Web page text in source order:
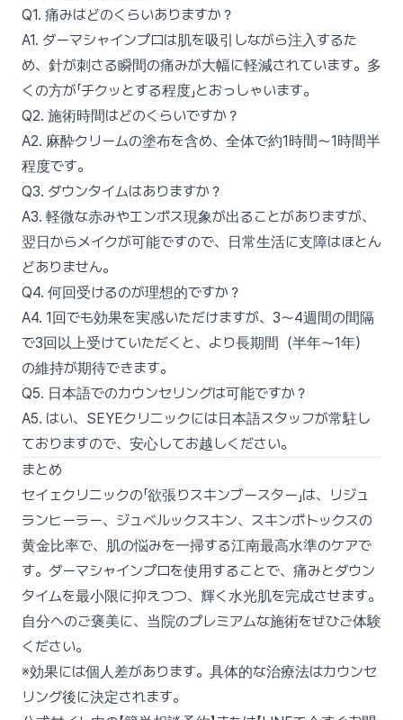
Q1. 痛みはどのくらいありますか？
A1. ダーマシャインプロは肌を吸引しながら注入するた
め、針が刺さる瞬間の痛みが大幅に軽減されています。多
くの方が「チクッとする程度」とおっしゃいます。
Q2. 施術時間はどのくらいですか？
A2. 麻酔クリームの塗布を含め、全体で約1時間〜1時間半
程度です。
Q3. ダウンタイムはありますか？
A3. 軽微な赤みやエンボス現象が出ることがありますが、
翌日からメイクが可能ですので、日常生活に支障はほとん
どありません。
Q4. 何回受けるのが理想的ですか？
A4. 1回でも効果を実感いただけますが、3〜4週間の間隔
で3回以上受けていただくと、より長期間（半年〜1年）
の維持が期待できます。
Q5. 日本語でのカウンセリングは可能ですか？
A5. はい、SEYEクリニックには日本語スタッフが常駐し
ておりますので、安心してお越しください。
まとめ
セイェクリニックの「欲張りスキンブースター」は、リジュ
ランヒーラー、ジュベルックスキン、スキンボトックスの
黄金比率で、肌の悩みを一掃する江南最高水準のケアで
す。ダーマシャインプロを使用することで、痛みとダウン
タイムを最小限に抑えつつ、輝く水光肌を完成させます。
自分へのご褒美に、当院のプレミアムな施術をぜひご体験
ください。
※効果には個人差があります。具体的な治療法はカウンセ
リング後に決定されます。